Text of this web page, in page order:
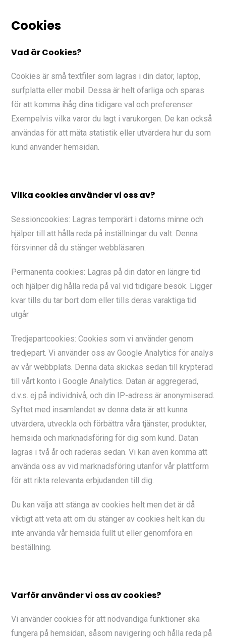
Cookies
Vad är Cookies?
Cookies är små textfiler som lagras i din dator, laptop,
surfplatta eller mobil. Dessa är helt ofarliga och sparas
för att komma ihåg dina tidigare val och preferenser.
Exempelvis vilka varor du lagt i varukorgen. De kan också
användas för att mäta statistik eller utvärdera hur du som
kund använder hemsidan.
Vilka cookies använder vi oss av?
Sessioncookies: Lagras temporärt i datorns minne och
hjälper till att hålla reda på inställningar du valt. Denna
försvinner då du stänger webbläsaren.
Permanenta cookies: Lagras på din dator en längre tid
och hjälper dig hålla reda på val vid tidigare besök. Ligger
kvar tills du tar bort dom eller tills deras varaktiga tid
utgår.
Tredjepartcookies: Cookies som vi använder genom
tredjepart. Vi använder oss av Google Analytics för analys
av vår webbplats. Denna data skickas sedan till krypterad
till vårt konto i Google Analytics. Datan är aggregerad,
d.v.s. ej på individnivå, och din IP-adress är anonymiserad.
Syftet med insamlandet av denna data är att kunna
utvärdera, utveckla och förbättra våra tjänster, produkter,
hemsida och marknadsföring för dig som kund. Datan
lagras i två år och raderas sedan. Vi kan även komma att
använda oss av vid marknadsföring utanför vår plattform
för att rikta relevanta erbjudanden till dig.
Du kan välja att stänga av cookies helt men det är då
viktigt att veta att om du stänger av cookies helt kan du
inte använda vår hemsida fullt ut eller genomföra en
beställning.
Varför använder vi oss av cookies?
Vi använder cookies för att nödvändiga funktioner ska
fungera på hemsidan, såsom navigering och hålla reda på